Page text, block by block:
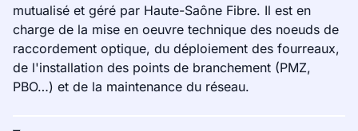
mutualisé et géré par Haute-Saône Fibre. Il est en
charge de la mise en oeuvre technique des noeuds de
raccordement optique, du déploiement des fourreaux,
de l'installation des points de branchement (PMZ,
PBO…) et de la maintenance du réseau.